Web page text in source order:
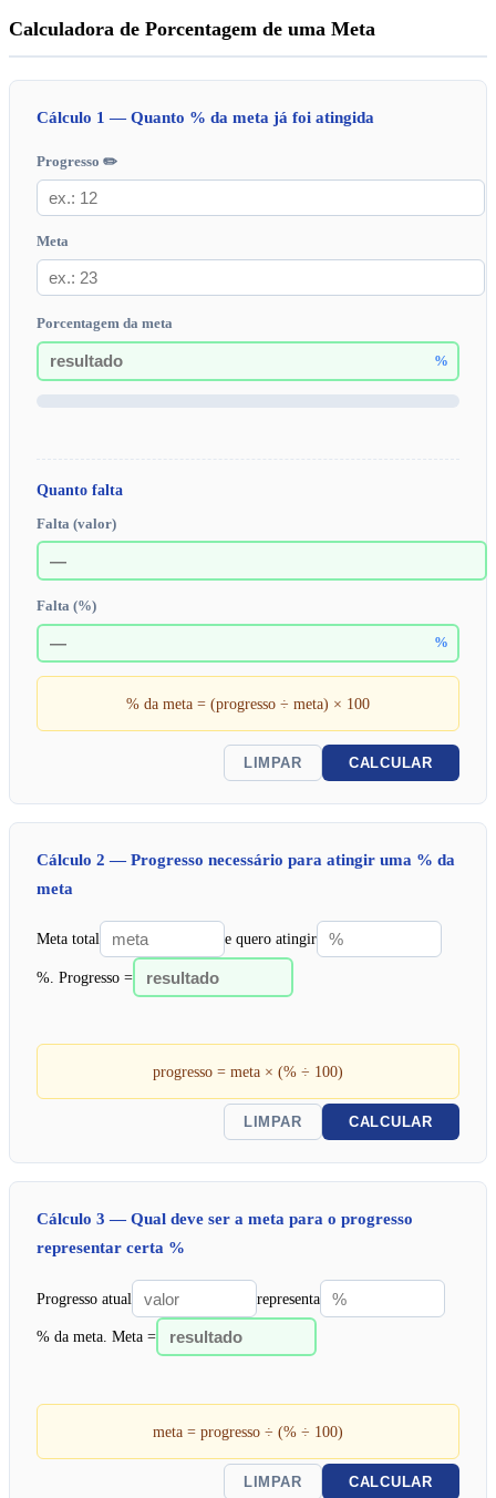
Calculadora de Porcentagem de uma Meta
Cálculo 1 — Quanto % da meta já foi atingida
Progresso ✏️
Meta
Porcentagem da meta
%
Quanto falta
Falta (valor)
Falta (%)
%
% da meta = (progresso ÷ meta) × 100
LIMPAR CALCULAR
Cálculo 2 — Progresso necessário para atingir uma % da
meta
Meta total e quero atingir
%. Progresso =
progresso = meta × (% ÷ 100)
LIMPAR CALCULAR
Cálculo 3 — Qual deve ser a meta para o progresso
representar certa %
Progresso atual representa
% da meta. Meta =
meta = progresso ÷ (% ÷ 100)
LIMPAR CALCULAR